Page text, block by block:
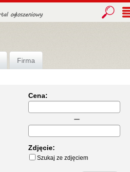
Firma
Cena:
Zdjęcie:
Szukaj ze zdjęciem